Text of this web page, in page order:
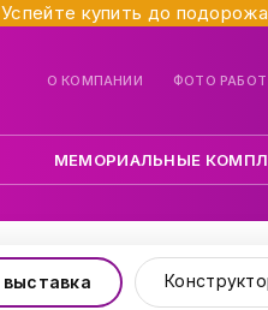
купить до
О КОМПАНИИ ФОТО РАБОТ
МЕМОРИАЛЬНЫЕ